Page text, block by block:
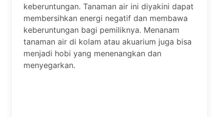
keberuntungan. Tanaman air ini diyakini dapat
membersihkan energi negatif dan membawa
keberuntungan bagi pemiliknya. Menanam
tanaman air di kolam atau akuarium juga bisa
menjadi hobi yang menenangkan dan
menyegarkan.